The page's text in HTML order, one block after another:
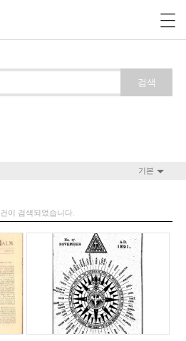
검색
기본
건이 검색되었습니다.